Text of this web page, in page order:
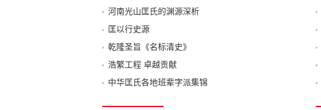
河南光山匡氏的渊源深析
匡以行史源
乾隆圣旨《名标清史》
浩繁工程 卓越贡献
中华匡氏各地班辈字派集锦